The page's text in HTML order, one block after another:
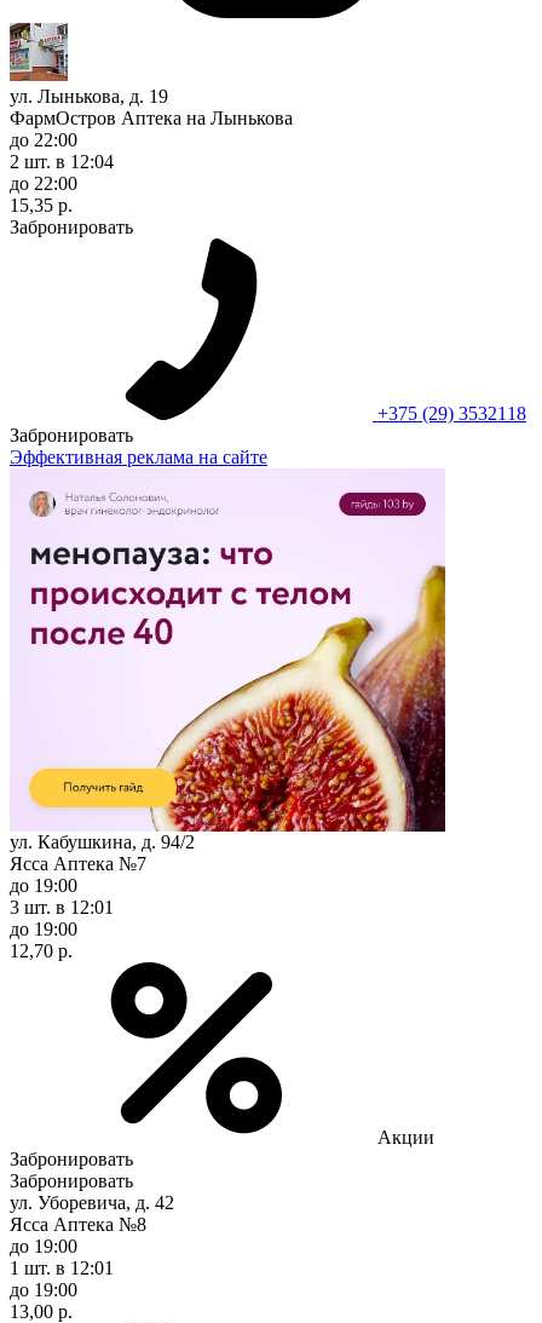
ул. Лынькова, д. 19
ФармОстров Аптека на Лынькова
до 22:00
2 шт. в 12:04
до 22:00
15,35 р.
Забронировать
+375 (29) 3532118
Забронировать
Эффективная реклама на сайте
ул. Кабушкина, д. 94/2
Ясса Аптека №7
до 19:00
3 шт. в 12:01
до 19:00
12,70 р.
Акции
Забронировать
Забронировать
ул. Уборевича, д. 42
Ясса Аптека №8
до 19:00
1 шт. в 12:01
до 19:00
13,00 р.